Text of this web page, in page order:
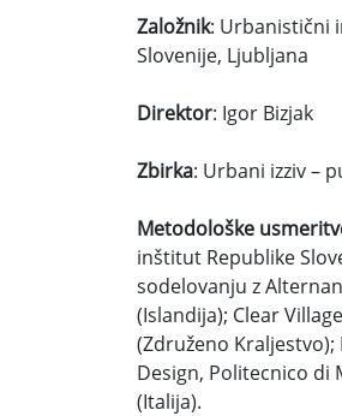
Založnik: Urbanistični
Slovenije, Ljubljana
Direktor: Igor Bizjak
Zbirka: Urbani izziv –
Metodološke
inštitut Republike
sodelovanju z
(Islandija); Clear
(Združeno
Design, Politecnico di
(Italija).